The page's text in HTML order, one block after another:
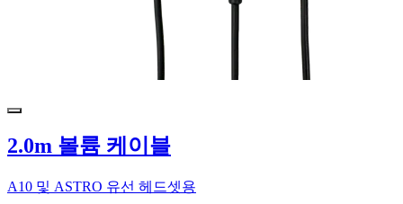
2.0m 볼륨 케이블
A10 및 ASTRO 유선 헤드셋용